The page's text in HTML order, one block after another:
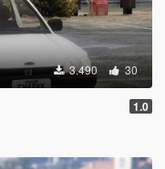
3.490 30
1.0